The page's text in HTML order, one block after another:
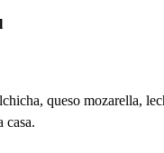
queso mozarella,
casa.